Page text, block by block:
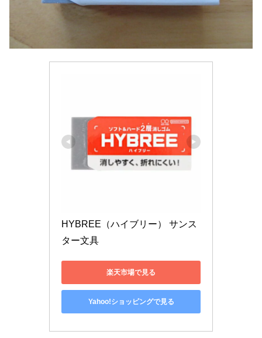
HYBREE（ハイブリー） サンス
ター文具
楽天市場で見る
Yahoo!ショッピングで見る